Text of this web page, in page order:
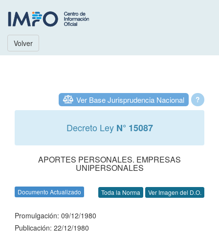
Volver
?
Ver Base Jurisprudencia Nacional
Decreto Ley N° 15087
APORTES PERSONALES. EMPRESAS
UNIPERSONALES
Documento Actualizado Toda la Norma Ver Imagen del D.O.
Promulgación: 09/12/1980
Publicación: 22/12/1980